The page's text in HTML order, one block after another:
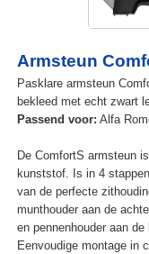
Armsteun
Pasklare armsteun
bekleed met echt zwart
Passend voor: Alfa
De ComfortS armsteun
kunststof. Is in 4
van de perfecte
munthouder aan de
en pennenhouder aan de
Eenvoudige montage in